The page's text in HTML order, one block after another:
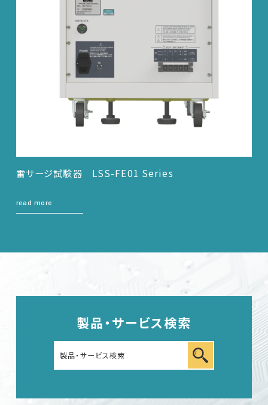
雷サージ試験器 LSS-FE01 Series
read more
製品・サービス検索